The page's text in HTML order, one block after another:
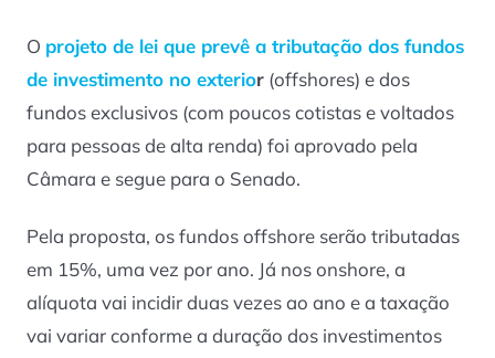
O projeto de lei que prevê a tributação dos fundos
de investimento no exterior (offshores) e dos
fundos exclusivos (com poucos cotistas e voltados
para pessoas de alta renda) foi aprovado pela
Câmara e segue para o Senado.
Pela proposta, os fundos offshore serão tributadas
em 15%, uma vez por ano. Já nos onshore, a
alíquota vai incidir duas vezes ao ano e a taxação
vai variar conforme a duração dos investimentos